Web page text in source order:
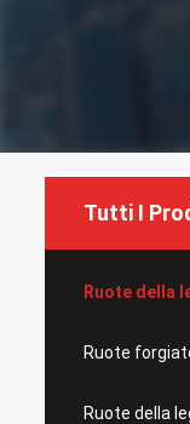
Tutti I
Ruote della
Ruote
Ruote della